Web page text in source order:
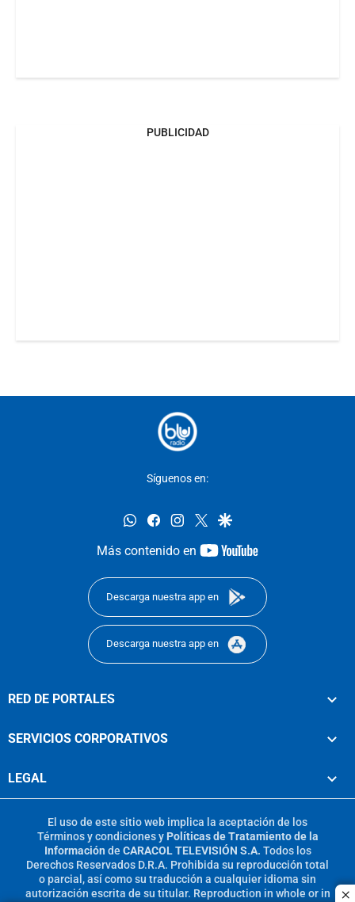
PUBLICIDAD
Síguenos en:
whatsappfacebookinstagram
twittergoogle
Más contenido en
youtube-
Descarga nuestra app en
Descarga nuestra app en
RED DE PORTALES
SERVICIOS CORPORATIVOS
LEGAL
El uso de este sitio web implica la aceptación de los
Términos y condicionesy Políticas de Tratamiento de la
Información de CARACOL TELEVISIÓN S.A. Todos los
Derechos Reservados D.R.A. Prohibida su reproducción total
o parcial, así como su traducción a cualquier idioma sin
autorización escrita de su titular. Reproduction in whole or in